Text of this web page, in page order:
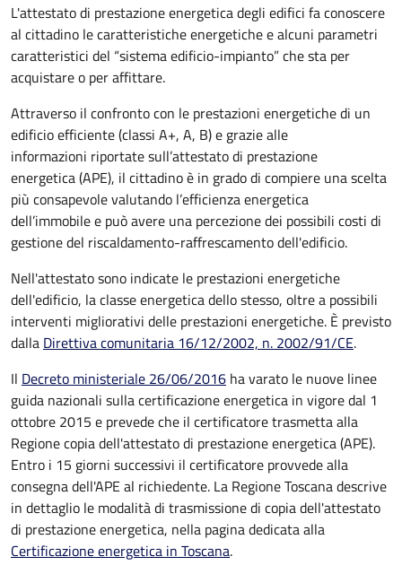
L'attestato di prestazione energetica degli edifici fa conoscere
al cittadino le caratteristiche energetiche e alcuni parametri
caratteristici del “sistema edificio-impianto” che sta per
acquistare o per affittare.
Attraverso il confronto con le prestazioni energetiche di un
edificio efficiente (classi A+, A, B) e grazie alle
informazioni riportate sull’attestato di prestazione
energetica (APE), il cittadino è in grado di compiere una scelta
più consapevole valutando l’efficienza energetica
dell’immobile e può avere una percezione dei possibili costi di
gestione del riscaldamento-raffrescamento dell'edificio.
Nell'attestato sono indicate le prestazioni energetiche
dell'edificio, la classe energetica dello stesso, oltre a possibili
interventi migliorativi delle prestazioni energetiche. È previsto
dalla Direttiva comunitaria 16/12/2002, n. 2002/91/CE.
Il Decreto ministeriale 26/06/2016 ha varato le nuove linee
guida nazionali sulla certificazione energetica in vigore dal 1
ottobre 2015 e prevede che il certificatore trasmetta alla
Regione copia dell'attestato di prestazione energetica (APE).
Entro i 15 giorni successivi il certificatore provvede alla
consegna dell'APE al richiedente. La Regione Toscana descrive
in dettaglio le modalità di trasmissione di copia dell'attestato
di prestazione energetica, nella pagina dedicata alla
Certificazione energetica in Toscana.